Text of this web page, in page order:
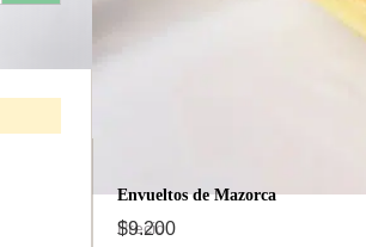
Envueltos de Mazorca
Precio
$9.200